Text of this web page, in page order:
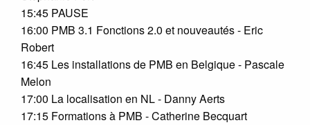
15:45 PAUSE
16:00 PMB 3.1 Fonctions 2.0 et nouveautés - Eric
Robert
16:45 Les installations de PMB en Belgique - Pascale
Melon
17:00 La localisation en NL - Danny Aerts
17:15 Formations à PMB - Catherine Becquart